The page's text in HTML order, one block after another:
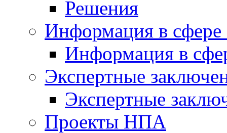
Решения
Информация в сфере
Информация в
Экспертные
Экспертные
Проекты НПА